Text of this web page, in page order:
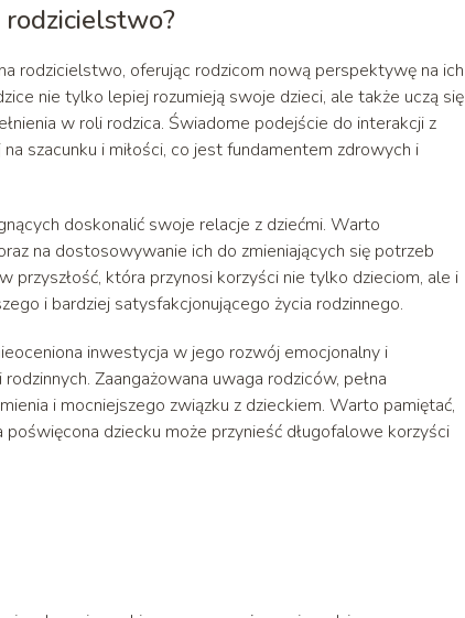
rodzicielstwo, oferując rodzicom nową perspektywę na ich
nie tylko lepiej rozumieją swoje dzieci, ale także uczą się
w roli rodzica. Świadome podejście do interakcji z
szacunku i miłości, co jest fundamentem zdrowych i
doskonalić swoje relacje z dziećmi. Warto
na dostosowywanie ich do zmieniających się potrzeb
która przynosi korzyści nie tylko dzieciom, ale i
i bardziej satysfakcjonującego życia rodzinnego.
inwestycja w jego rozwój emocjonalny i
Zaangażowana uwaga rodziców, pełna
i mocniejszego związku z dzieckiem. Warto pamiętać,
dziecku może przynieść długofalowe korzyści